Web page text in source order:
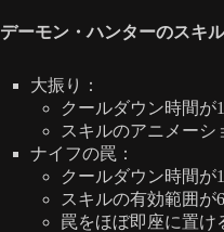
デーモン・ハンターのスキル
大振り：
クールダウン時間が
スキルのアニメーシ
ナイフの罠：
クールダウン時間が
スキルの有効範囲が
罠をほぼ即座に置け